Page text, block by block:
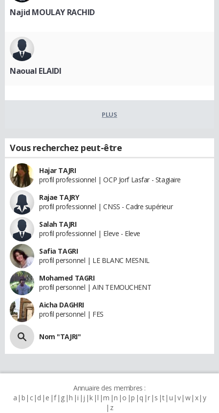
Najid MOULAY RACHID
Naoual ELAIDI
PLUS
Vous recherchez peut-être
Hajar TAJRI
profil professionnel | OCP Jorf Lasfar - Stagiaire
Rajae TAJRY
profil professionnel | CNSS - Cadre supérieur
Salah TAJRI
profil professionnel | Eleve - Eleve
Safia TAGRI
profil personnel | LE BLANC MESNIL
Mohamed TAGRI
profil personnel | AIN TEMOUCHENT
Aicha DAGHRI
profil personnel | FES
Nom "TAJRI"
Annuaire des membres :
a b c d e f g h i j k l m n o p q r s t u v w x y
z